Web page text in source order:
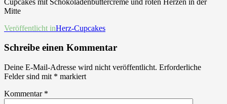
Mitte
Beitrags-
Veröffentlicht inHerz-Cupcakes
Schreibe einen Kommentar
Deine E-Mail-Adresse wird nicht veröffentlicht. Erforderliche
Felder sind mit * markiert
Kommentar *